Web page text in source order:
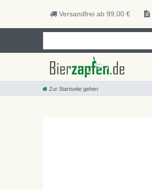
Versandfrei ab 99,00 €
Zur Startseite gehen